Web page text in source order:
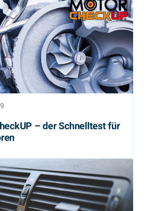
– der Schnelltest für